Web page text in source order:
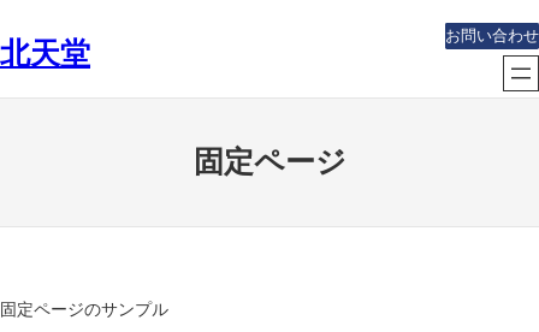
容
北天堂
お問い合わせ
固定ページ
固定ページのサンプル